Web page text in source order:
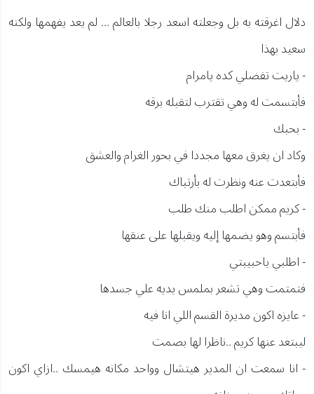
دلال اغرقته به بل وجعلته اسعد رجلا بالعالم ... لم يعد يفهمها ولكنه
سعيد بهذا
- ياريت تفضلي كده يامرام
فأبتسمت له وهي تقترب لتقبله برقه
- بحبك
وكاد ان يغرق معها مجددا في بحور الغرام والعشق
فأبتعدت عنه ونظرت له بأرتباك
- كريم ممكن اطلب منك طلب
فأبتسم وهو يضمها إليه ويقبلها على عنقها
- اطلبي ياحبيبتي
فتمتمت وهي تشعر بملمس يديه علي جسدها
- عايزه اكون مديرة القسم اللي انا فيه
ليبتعد عنها كريم ..ناظرا لها بصمت
- انا سمعت ان المدير هيتشال وواحد مكانه هيمسك ..ازاي اكون